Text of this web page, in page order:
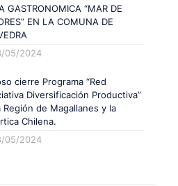
GASTRONOMICA “MAR DE
EN LA COMUNA DE
05/2024
cierre Programa “Red
Diversificación Productiva”
Región de Magallanes y la
Chilena.
05/2024